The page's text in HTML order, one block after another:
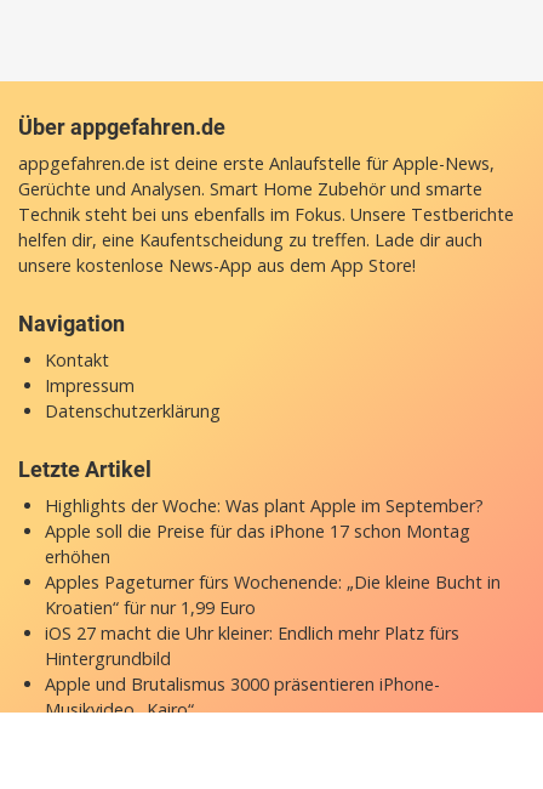
Über appgefahren.de
appgefahren.de ist deine erste Anlaufstelle für Apple-News,
Gerüchte und Analysen. Smart Home Zubehör und smarte
Technik steht bei uns ebenfalls im Fokus. Unsere Testberichte
helfen dir, eine Kaufentscheidung zu treffen. Lade dir auch
unsere kostenlose News-App aus dem App Store!
Navigation
Kontakt
Impressum
Datenschutzerklärung
Letzte Artikel
Highlights der Woche: Was plant Apple im September?
Apple soll die Preise für das iPhone 17 schon Montag
erhöhen
Apples Pageturner fürs Wochenende: „Die kleine Bucht in
Kroatien“ für nur 1,99 Euro
iOS 27 macht die Uhr kleiner: Endlich mehr Platz fürs
Hintergrundbild
Apple und Brutalismus 3000 präsentieren iPhone-
Musikvideo „Kairo“